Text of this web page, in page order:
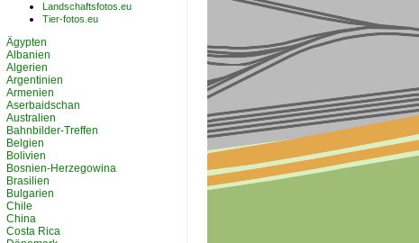
Landschaftsfotos.eu
Tier-fotos.eu
Ägypten
Albanien
Algerien
Argentinien
Armenien
Aserbaidschan
Australien
Bahnbilder-Treffen
Belgien
Bolivien
Bosnien-Herzegowina
Brasilien
Bulgarien
Chile
China
Costa Rica